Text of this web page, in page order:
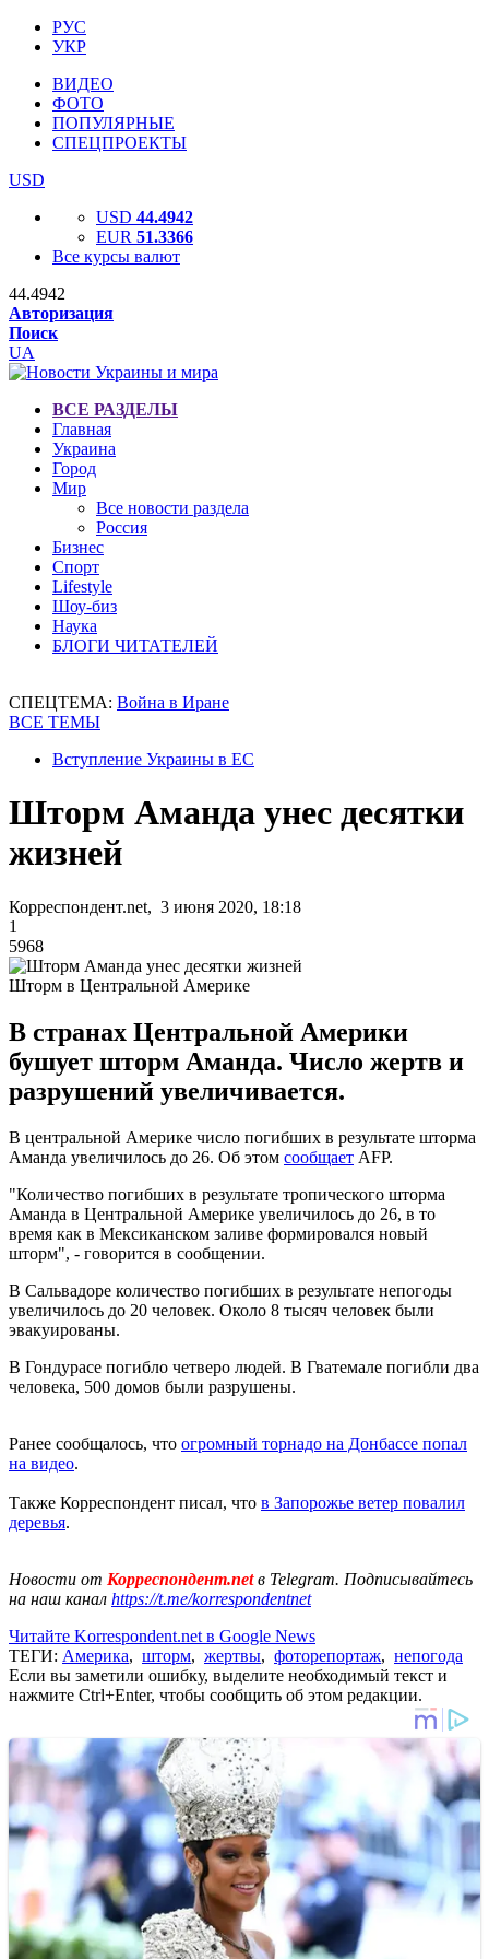
РУС
УКР
ВИДЕО
ФОТО
ПОПУЛЯРНЫЕ
СПЕЦПРОЕКТЫ
USD
USD 44.4942
EUR 51.3366
Все курсы валют
44.4942
Авторизация
Поиск
UA
ВСЕ РАЗДЕЛЫ
Главная
Украина
Город
Мир
Все новости раздела
Россия
Бизнес
Спорт
Lifestyle
Шоу-биз
Наука
БЛОГИ ЧИТАТЕЛЕЙ
СПЕЦТЕМА: Война в Иране
ВСЕ ТЕМЫ
Вступление Украины в ЕС
Шторм Аманда унес десятки
жизней
Корреспондент.net, 3 июня 2020, 18:18
1
5968
Шторм в Центральной Америке
В странах Центральной Америки
бушует шторм Аманда. Число жертв и
разрушений увеличивается.
В центральной Америке число погибших в результате шторма
Аманда увеличилось до 26. Об этом сообщает AFP.
"Количество погибших в результате тропического шторма
Аманда в Центральной Америке увеличилось до 26, в то
время как в Мексиканском заливе формировался новый
шторм", - говорится в сообщении.
В Сальвадоре количество погибших в результате непогоды
увеличилось до 20 человек. Около 8 тысяч человек были
эвакуированы.
В Гондурасе погибло четверо людей. В Гватемале погибли два
человека, 500 домов были разрушены.
Ранее сообщалось, что огромный торнадо на Донбассе попал
на видео.
Также Корреспондент писал, что в Запорожье ветер повалил
деревья.
Новости от Корреспондент.netв Telegram. Подписывайтесь
на наш канал https://t.me/korrespondentnet
Читайте Korrespondent.net в Google News
ТЕГИ: Америка, шторм, жертвы, фоторепортаж, непогода
Если вы заметили ошибку, выделите необходимый текст и
нажмите Ctrl+Enter, чтобы сообщить об этом редакции.